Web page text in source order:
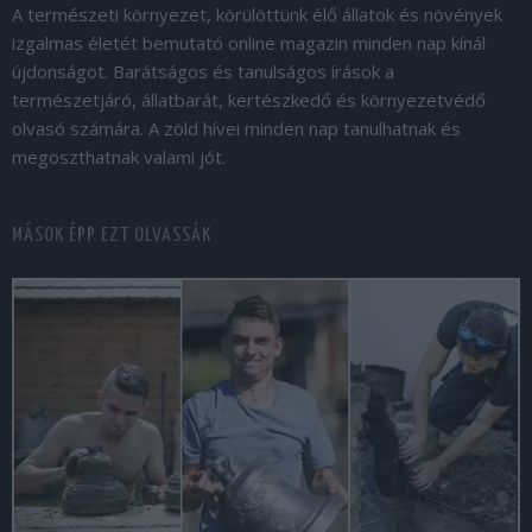
A természeti környezet, körülöttünk élő állatok és növények
izgalmas életét bemutató online magazin minden nap kínál
újdonságot. Barátságos és tanulságos írások a
természetjáró, állatbarát, kertészkedő és környezetvédő
olvasó számára. A zöld hívei minden nap tanulhatnak és
megoszthatnak valami jót.
MÁSOK ÉPP EZT OLVASSÁK